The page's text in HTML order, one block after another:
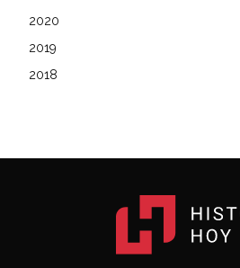
2020
2019
2018